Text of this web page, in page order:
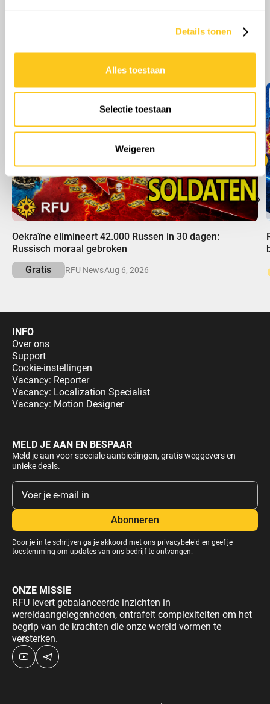
informatie over uw gebruik van onze site met onze
informatie die u aan ze heeft verstrekt of die ze hebben
verzameld op basis van uw gebruik van hun services.
Details tonen
Alles toestaan
Selectie toestaan
Weigeren
Meer afleveringen
Oekraïne elimineert 42.000 Russen in 30 dagen:
Russisch moraal gebroken
Gratis
RFU NewsAug 6, 2026
INFO
Over ons
Support
Cookie-instellingen
Vacancy: Reporter
Vacancy: Localization Specialist
Vacancy: Motion Designer
MELD JE AAN EN BESPAAR
Meld je aan voor speciale aanbiedingen, gratis weggevers en
unieke deals.
Door je in te schrijven ga je akkoord met ons privacybeleid en geef je
toestemming om updates van ons bedrijf te ontvangen.
ONZE MISSIE
RFU levert gebalanceerde inzichten in
wereldaangelegenheden, ontrafelt complexiteiten om het
begrip van de krachten die onze wereld vormen te
versterken.